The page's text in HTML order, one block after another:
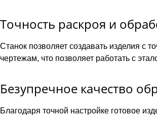
Точность раскроя и
Станок позволяет создавать изделия с
чертежам, что позволяет работать с
Безупречное качество
Благодаря точной настройке готовое